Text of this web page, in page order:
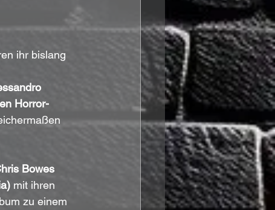
ihr bislang
Horror-
Bowes
mit ihren
zu einem